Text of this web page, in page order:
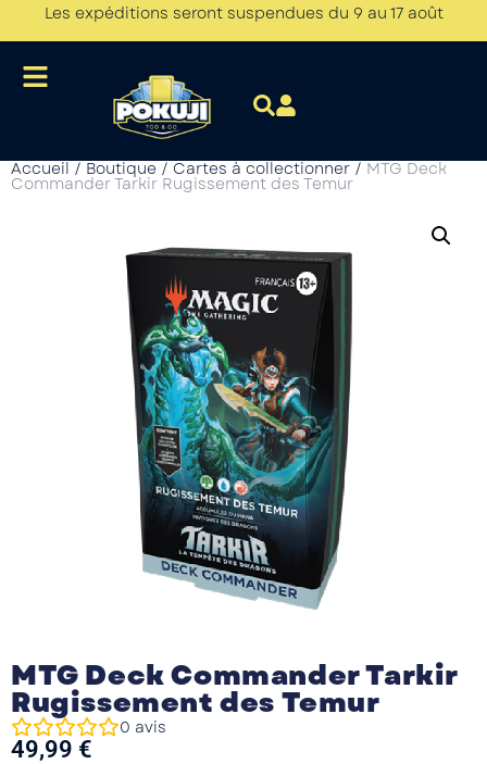
Les expéditions seront suspendues du 9 au 17 août
Accueil / Boutique / Cartes à collectionner / MTG Deck
Commander Tarkir Rugissement des Temur
MTG Deck Commander Tarkir
Rugissement des Temur
0 avis
49,99 €